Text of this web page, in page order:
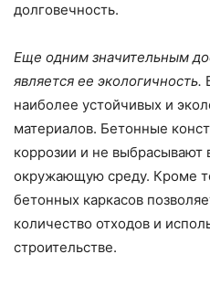
долговечность.
Еще одним значительным
является ее экологичность.
наиболее устойчивых и
материалов. Бетонные
коррозии и не выбрасывают
окружающую среду. Кроме
бетонных каркасов
количество отходов и
строительстве.